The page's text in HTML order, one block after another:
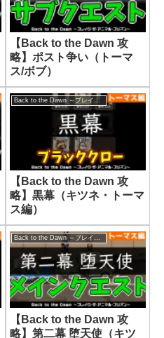
【Back to the Dawn 攻
略】ポスト争い（トーマ
ス/ボブ）
Back to the Dawn ～ブレイク･ザ･アニマル･プリズン～
【Back to the Dawn 攻
略】黒幕（キツネ・トーマ
ス編）
Back to the Dawn ～ブレイク･ザ･アニマル･プリズン～
【Back to the Dawn 攻
略】第二幕 堕天使（キツ